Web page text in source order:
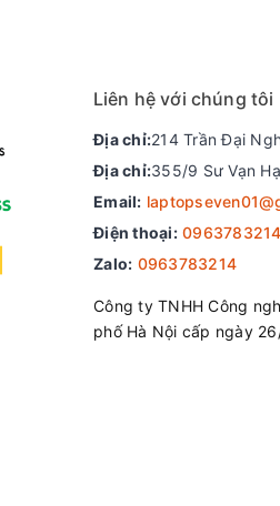
đa lên đến 3.6GHz, một mức
Core i5 1035G1, Surface
được trang bị RAM onboard
lý công việc nhanh chóng.
Liên hệ với chúng tôi
Địa chỉ:214 Trần Đại
Địa chỉ:355/9 Sư Vạn
Email:
Điện thoại: 0963783214
Zalo: 0963783214
Công ty TNHH Công
phố Hà Nội cấp ngày